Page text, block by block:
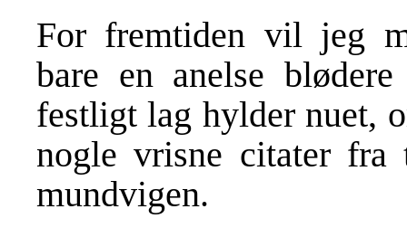
For fremtiden vil jeg
bare en anelse
festligt lag hylder nuet,
nogle vrisne citater fra
mundvigen.